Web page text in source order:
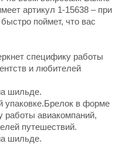
артикул 1-15638 – при
поймет, что вас
специфику работы
и любителей
шильде.
упаковке.Брелок в форме
работы авиакомпаний,
путешествий.
шильде.